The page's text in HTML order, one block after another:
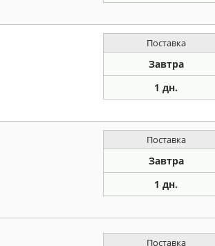
Поставка
Завтра
1 дн.
Поставка
Завтра
1 дн.
Поставка